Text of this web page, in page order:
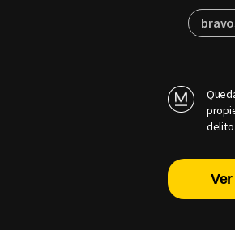
delito